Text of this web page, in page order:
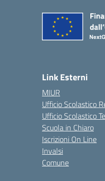
Link Esterni
MIUR
Ufficio Scolastico
Ufficio Scolastico
Scuola in Chiaro
Iscrizioni On Line
Invalsi
Comune